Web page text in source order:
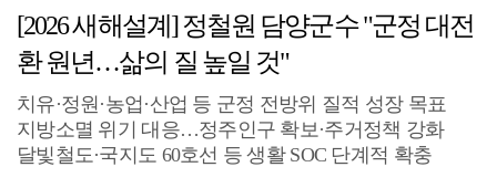
반도체 산단 속도…광주 민간공항 무안이전도 빨라질 듯
"광주 5개 자치구 기능·권한 확대해야 불균형 해소"
폭염에 멈춘 무안공항 참사 재수색 10일 재개
민주 당권 주자들, 텃밭 호남 민심잡기 '사활'
[2026 새해설계] 정철원 담양군수 "군정 대전
환 원년…삶의 질 높일 것"
치유·정원·농업·산업 등 군정 전방위 질적 성장 목표
지방소멸 위기 대응…정주인구 확보·주거정책 강화
달빛철도·국지도 60호선 등 생활 SOC 단계적 확충